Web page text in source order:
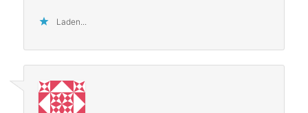
Laden...